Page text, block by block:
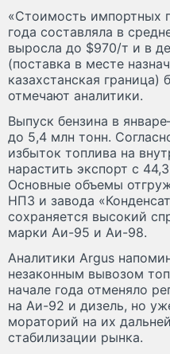
«Стоимость импортных
года составляла в
выросла до $970/т и в
(поставка в месте
казахстанская
отмечают аналитики.
Выпуск бензина в
до 5,4 млн тонн.
избыток топлива на
нарастить экспорт с
Основные объемы
НПЗ и завода
сохраняется высокий
марки Аи-95 и Аи-98.
Аналитики Argus
незаконным вывозом
начале года отменяло
на Аи-92 и дизель, но
мораторий на их
стабилизации рынка.